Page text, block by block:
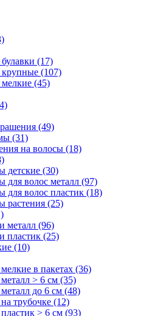
(17)
(107)
(45)
(49)
(31)
на волосы (18)
детские (30)
для волос металл (97)
для волос пластик (18)
растения (25)
металл (96)
пластик (25)
(10)
в пакетах (36)
> 6 см (35)
до 6 см (48)
трубочке (12)
> 6 см (93)